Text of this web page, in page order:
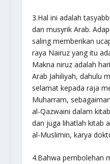
3.Hal ini adalah
dan musyrik Arab.
saling memberikan
raya Nairuz yang itu
Makna niruz adalah
Arab Jahiliyah, dahulu
selamat kepada raja
Muharram,
al-Qazwaini dalam
dan juga lihatlah kitab
al-Muslimin, karya
4.Bahwa pembolehan